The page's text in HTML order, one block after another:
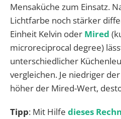
Mensaküche zum Einsatz.
Lichtfarbe noch stärker
Einheit Kelvin oder Mired
microreciprocal degree)
unterschiedlicher
vergleichen. Je niedriger
höher der Mired-Wert,
Tipp: Mit Hilfe dieses